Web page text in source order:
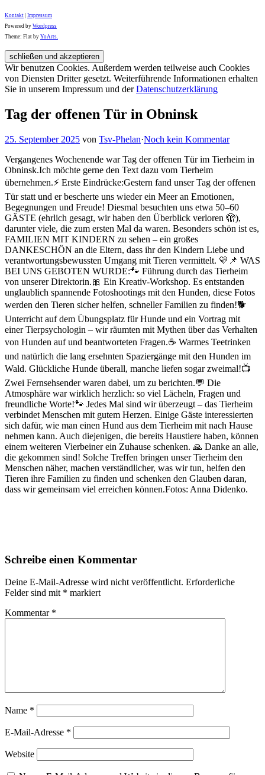
Kontakt Impressum
Powered by Wordpress
Theme: Flat by YoArts.
Wir benutzen Cookies. Außerdem werden teilweise auch Cookies
von Diensten Dritter gesetzt. Weiterführende Informationen erhalten
Sie in unserem Impressum und derDatenschutzerklärung
Tag der offenen Tür in Obninsk
25. September 2025 von Tsv-Phelan·Noch kein Kommentar
Vergangenes Wochenende war Tag der offenen Tür im Tierheim in
Obninsk.Ich möchte gerne den Text dazu vom Tierheim
übernehmen.⚡️ Erste Eindrücke:Gestern fand unser Tag der offenen
Tür statt und er bescherte uns wieder ein Meer an Emotionen,
Begegnungen und Freude! Diesmal besuchten uns etwa 50–60
GÄSTE (ehrlich gesagt, wir haben den Überblick verloren 🫣),
darunter viele, die zum ersten Mal da waren. Besonders schön ist es,
FAMILIEN MIT KINDERN zu sehen – ein großes
DANKESCHÖN an die Eltern, dass ihr den Kindern Liebe und
verantwortungsbewussten Umgang mit Tieren vermittelt. 💛📌 WAS
BEI UNS GEBOTEN WURDE:🐾 Führung durch das Tierheim
von unserer Direktorin.🎀 Ein Kreativ-Workshop. Es entstanden
unglaublich spannende Fotoshootings mit den Hunden, diese Fotos
werden den Tieren sicher helfen, schneller Familien zu finden!🐕
Unterricht auf dem Übungsplatz für Hunde und ein Vortrag mit
einer Tierpsychologin – wir räumten mit Mythen über das Verhalten
von Hunden auf und beantworteten Fragen.☕ Warmes Teetrinken
und natürlich die lang ersehnten Spaziergänge mit den Hunden im
Wald. Glückliche Hunde überall, manche liefen sogar zweimal!📺
Zwei Fernsehsender waren dabei, um zu berichten.💬 Die
Atmosphäre war wirklich herzlich: so viel Lächeln, Fragen und
freundliche Worte!🐾 Jedes Mal sind wir überzeugt – das Tierheim
verbindet Menschen mit gutem Herzen. Einige Gäste interessierten
sich dafür, wie man einen Hund aus dem Tierheim mit nach Hause
nehmen kann. Auch diejenigen, die bereits Haustiere haben, können
einem weiteren Vierbeiner ein Zuhause schenken. 🙏 Danke an alle,
die gekommen sind! Solche Treffen bringen unser Tierheim den
Menschen näher, machen verständlicher, was wir tun, helfen den
Tieren ihre Familien zu finden und schenken den Glauben daran,
dass wir gemeinsam viel erreichen können.Fotos: Anna Didenko.
Schreibe einen Kommentar
Deine E-Mail-Adresse wird nicht veröffentlicht. Erforderliche
Felder sind mit * markiert
Kommentar *
Name *
E-Mail-Adresse *
Website